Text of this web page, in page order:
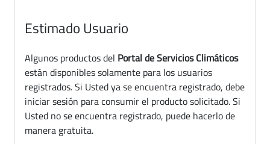
Estimado Usuario
Algunos productos del Portal de Servicios Climáticos
están disponibles solamente para los usuarios
registrados. Si Usted ya se encuentra registrado, debe
iniciar sesión para consumir el producto solicitado. Si
Usted no se encuentra registrado, puede hacerlo de
manera gratuita.